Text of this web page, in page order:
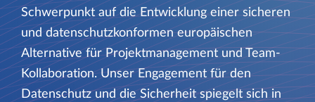
Schwerpunkt auf die Entwicklung einer sicheren
und datenschutzkonformen europäischen
Alternative für Projektmanagement und Team-
Kollaboration. Unser Engagement für den
Datenschutz und die Sicherheit spiegelt sich in